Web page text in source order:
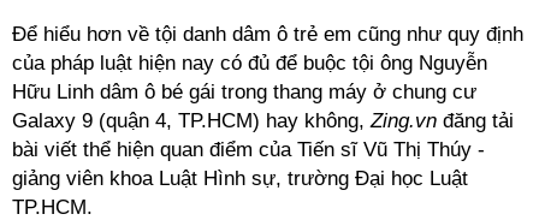
Để hiểu hơn về tội danh dâm ô trẻ em cũng như quy định
của pháp luật hiện nay có đủ để buộc tội ông Nguyễn
Hữu Linh dâm ô bé gái trong thang máy ở chung cư
Galaxy 9 (quận 4, TP.HCM) hay không,Zing.vn đăng tải
bài viết thể hiện quan điểm của Tiến sĩ Vũ Thị Thúy -
giảng viên khoa Luật Hình sự, trường Đại học Luật
TP.HCM.